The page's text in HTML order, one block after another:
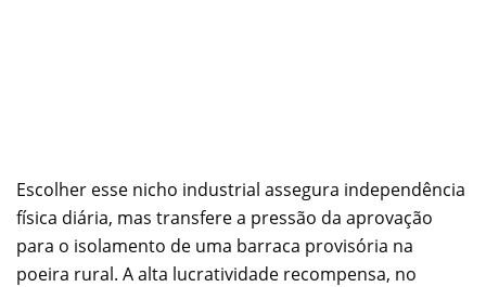
Escolher esse nicho industrial assegura independência
física diária, mas transfere a pressão da aprovação
para o isolamento de uma barraca provisória na
poeira rural. A alta lucratividade recompensa, no